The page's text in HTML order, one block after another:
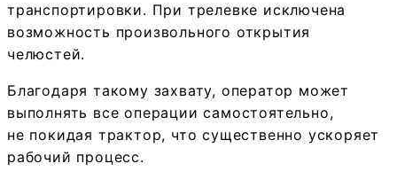
транспортировки. При трелевке исключена
возможность произвольного открытия
челюстей.
Благодаря такому захвату, оператор может
выполнять все операции самостоятельно,
не покидая трактор, что существенно ускоряет
рабочий процесс.